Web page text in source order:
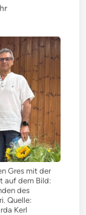
Gres mit der
auf dem Bild:
des
Quelle:
Kerl